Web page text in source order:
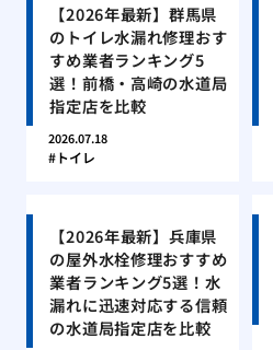
【2026年最新】群馬県
のトイレ水漏れ修理おす
すめ業者ランキング5
選！前橋・高崎の水道局
指定店を比較
2026.07.18
トイレ
【2026年最新】兵庫県
の屋外水栓修理おすすめ
業者ランキング5選！水
漏れに迅速対応する信頼
の水道局指定店を比較